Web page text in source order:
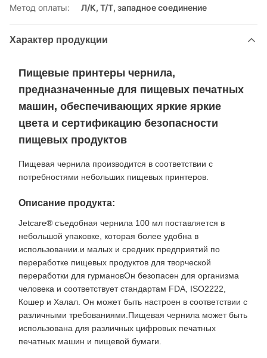
Метод оплаты:
Л/К, Т/Т, западное соединение
Характер продукции
Пищевые принтеры чернила,
предназначенные для пищевых печатных
машин, обеспечивающих яркие яркие
цвета и сертификацию безопасности
пищевых продуктов
Пищевая чернила производится в соответствии с
потребностями небольших пищевых принтеров.
Описание продукта:
Jetcare® съедобная чернила 100 мл поставляется в
небольшой упаковке, которая более удобна в
использовании.и малых и средних предприятий по
переработке пищевых продуктов для творческой
переработки для гурмановОн безопасен для организма
человека и соответствует стандартам FDA, ISO2222,
Кошер и Халал. Он может быть настроен в соответствии с
различными требованиями.Пищевая чернила может быть
использована для различных цифровых печатных
печатных машин и пищевой бумаги.